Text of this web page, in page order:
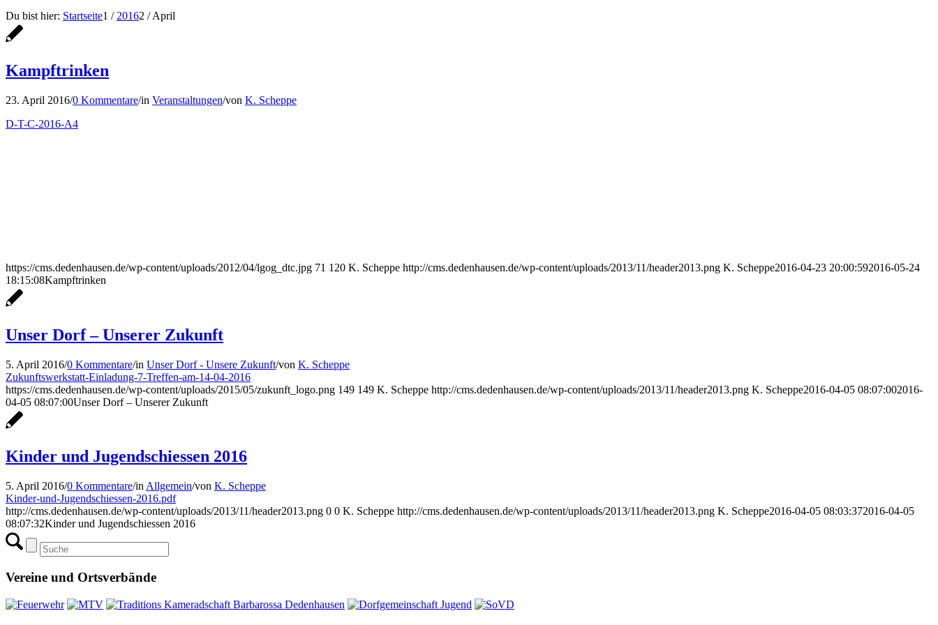
Du bist hier: Startseite1 / 20162 / April
Kampftrinken
23. April 2016/0 Kommentare/in Veranstaltungen/von K. Scheppe
D-T-C-2016-A4
https://cms.dedenhausen.de/wp-content/uploads/2012/04/lgog_dtc.jpg 71 120 K. Scheppe http://cms.dedenhausen.de/wp-content/uploads/2013/11/header2013.png K. Scheppe2016-04-23 20:00:592016-05-24
18:15:08Kampftrinken
Unser Dorf – Unserer Zukunft
5. April 2016/0 Kommentare/in Unser Dorf - Unsere Zukunft/von K. Scheppe
Zukunftswerkstatt-Einladung-7-Treffen-am-14-04-2016
https://cms.dedenhausen.de/wp-content/uploads/2015/05/zukunft_logo.png 149 149 K. Scheppe http://cms.dedenhausen.de/wp-content/uploads/2013/11/header2013.png K. Scheppe2016-04-05 08:07:002016-
04-05 08:07:00Unser Dorf – Unserer Zukunft
Kinder und Jugendschiessen 2016
5. April 2016/0 Kommentare/in Allgemein/von K. Scheppe
Kinder-und-Jugendschiessen-2016.pdf
http://cms.dedenhausen.de/wp-content/uploads/2013/11/header2013.png 0 0 K. Scheppe http://cms.dedenhausen.de/wp-content/uploads/2013/11/header2013.png K. Scheppe2016-04-05 08:03:372016-04-05
08:07:32Kinder und Jugendschiessen 2016
Vereine und Ortsverbände